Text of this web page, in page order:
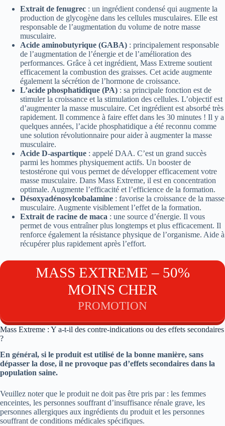
Extrait de fenugrec : un ingrédient condensé qui augmente la
production de glycogène dans les cellules musculaires. Elle est
responsable de l’augmentation du volume de notre masse
musculaire.
Acide aminobutyrique (GABA) : principalement responsable
de l’augmentation de l’énergie et de l’amélioration des
performances. Grâce à cet ingrédient, Mass Extreme soutient
efficacement la combustion des graisses. Cet acide augmente
également la sécrétion de l’hormone de croissance.
L’acide phosphatidique (PA) : sa principale fonction est de
stimuler la croissance et la stimulation des cellules. L’objectif est
d’augmenter la masse musculaire. Cet ingrédient est absorbé très
rapidement. Il commence à faire effet dans les 30 minutes ! Il y a
quelques années, l’acide phosphatidique a été reconnu comme
une solution révolutionnaire pour aider à augmenter la masse
musculaire.
Acide D-aspartique : appelé DAA. C’est un grand succès
parmi les hommes physiquement actifs. Un booster de
testostérone qui vous permet de développer efficacement votre
masse musculaire. Dans Mass Extreme, il est en concentration
optimale. Augmente l’efficacité et l’efficience de la formation.
Désoxyadénosylcobalamine : favorise la croissance de la masse
musculaire. Augmente visiblement l’effet de la formation.
Extrait de racine de maca : une source d’énergie. Il vous
permet de vous entraîner plus longtemps et plus efficacement. Il
renforce également la résistance physique de l’organisme. Aide à
récupérer plus rapidement après l’effort.
MASS EXTREME – 50%
MOINS CHER
PROMOTION
Mass Extreme : Y a-t-il des contre-indications ou des effets secondaires
?
En général, si le produit est utilisé de la bonne manière, sans
dépasser la dose, il ne provoque pas d’effets secondaires dans la
population saine.
Veuillez noter que le produit ne doit pas être pris par : les femmes
enceintes, les personnes souffrant d’insuffisance rénale grave, les
personnes allergiques aux ingrédients du produit et les personnes
souffrant de conditions médicales spécifiques.